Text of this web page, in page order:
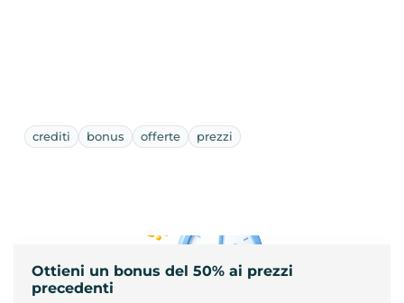
crediti bonus offerte prezzi
Ottieni un bonus del 50% ai prezzi
precedenti